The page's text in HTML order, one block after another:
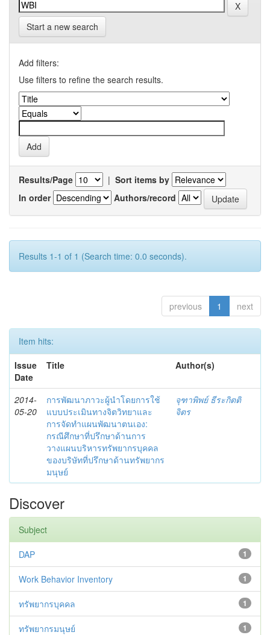
Start a new search
Add filters:
Use filters to refine the search results.
Results/Page | Sort items by
In order
Authors/record
Results 1-1 of 1 (Search time: 0.0 seconds).
previous 1 next
Item hits:
Issue
Date
Title Author(s)
2014-
05-20
การพัฒนาภาวะผู้นำโดยการใช้
แบบประเมินทางจิตวิทยาและ
การจัดทำแผนพัฒนาตนเอง:
กรณีศึกษาที่ปรึกษาด้านการ
วางแผนบริหารทรัพยากรบุคคล
ของบริษัทที่ปรึกษาด้านทรัพยากร
มนุษย์
จุฑาพิพย์ ธีระกิตติ
จิตร
Discover
Subject
1
DAP
1
Work Behavior Inventory
1
ทรัพยากรบุคคล
1
ทรัพยากรมนุษย์